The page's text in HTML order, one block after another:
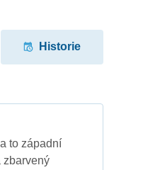
Historie
to západní
zbarvený